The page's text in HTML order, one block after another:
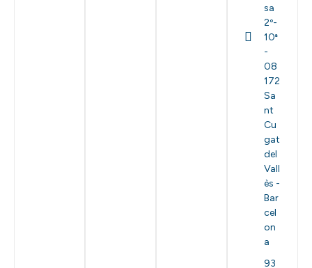
sa
2º-
10ª
-
08
172
Sa
nt
Cu
gat
del
Vall
ès -
Bar
cel
on
a
93